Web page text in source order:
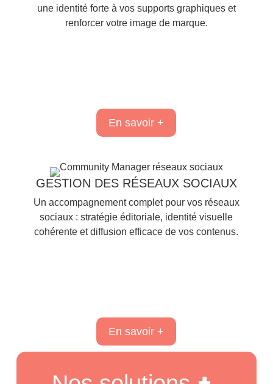
une identité forte à vos supports graphiques et
renforcer votre image de marque.
En savoir +
GESTION DES RÉSEAUX SOCIAUX
Un accompagnement complet pour vos réseaux
sociaux : stratégie éditoriale, identité visuelle
cohérente et diffusion efficace de vos contenus.
En savoir +